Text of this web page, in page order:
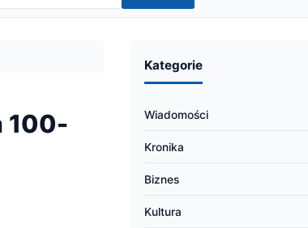
100-
Kategorie
Wiadomości
Kronika
Biznes
Kultura